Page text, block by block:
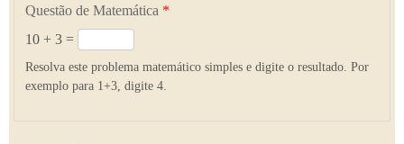
Questão de Matemática *
10 + 3 =
Resolva este problema matemático simples e digite o resultado. Por
exemplo para 1+3, digite 4.